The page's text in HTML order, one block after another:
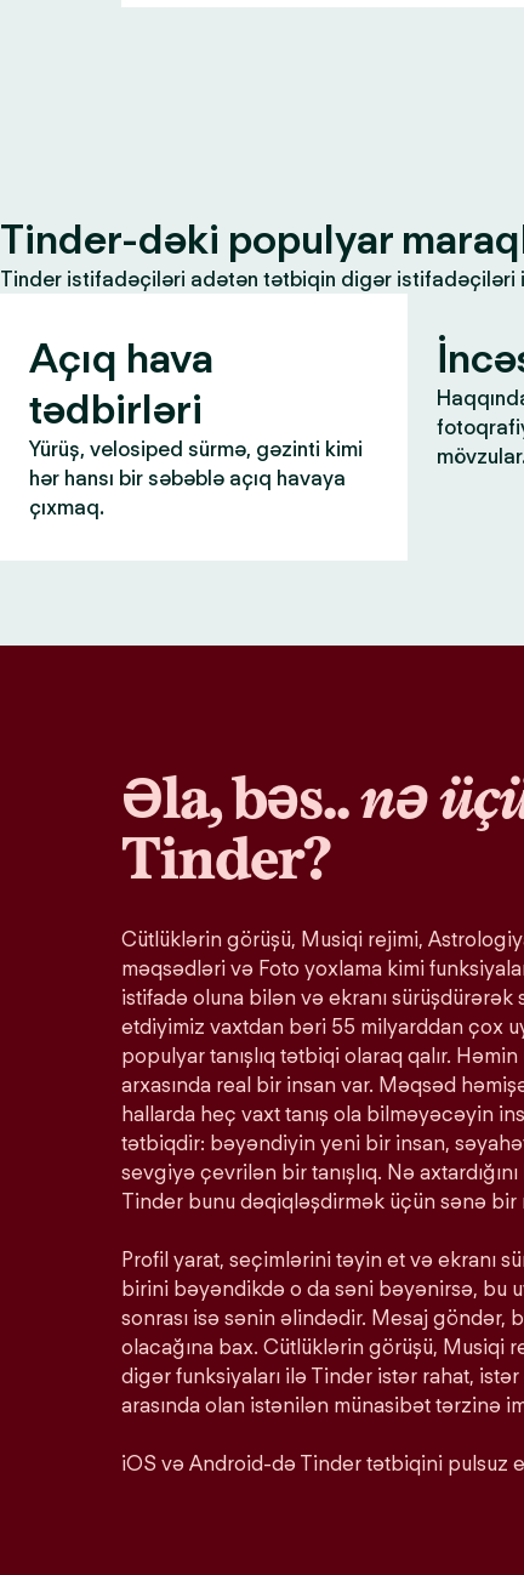
Tinder-dəki populyar
Tinder istifadəçiləri adətən tətbiqin digər istifadəçiləri
Açıq hava
tədbirləri
Yürüş, velosiped sürmə, gəzinti kimi
hər hansı bir səbəblə açıq havaya
çıxmaq.
Əla, bəs..nə
Tinder?
Cütlüklərin görüşü, Musiqi rejimi,
məqsədləri və Foto yoxlama kimi
istifadə oluna bilən və ekranı
etdiyimiz vaxtdan bəri 55 milyarddan çox
populyar tanışlıq tətbiqi olaraq qalır.
arxasında real bir insan var. Məqsəd
hallarda heç vaxt tanış ola bilməyəcəyin
tətbiqdir: bəyəndiyin yeni bir insan,
sevgiyə çevrilən bir tanışlıq. Nə
Tinder bunu dəqiqləşdirmək üçün sənə bir
Profil yarat, seçimlərini təyin et və ekranı
birini bəyəndikdə o da səni bəyənirsə, bu
sonrası isə sənin əlindədir. Mesaj göndər,
olacağına bax. Cütlüklərin görüşü, Musiqi
digər funksiyaları ilə Tinder istər rahat,
arasında olan istənilən münasibət tərzinə
iOS və Android-də Tinder tətbiqini pulsuz